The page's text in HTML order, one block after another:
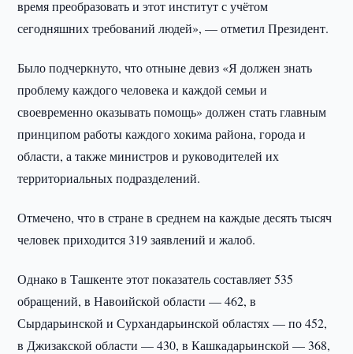
время преобразовать и этот институт с учётом
сегодняшних требований людей», — отметил Президент.
Было подчеркнуто, что отныне девиз «Я должен знать
проблему каждого человека и каждой семьи и
своевременно оказывать помощь» должен стать главным
принципом работы каждого хокима района, города и
области, а также министров и руководителей их
территориальных подразделений.
Отмечено, что в стране в среднем на каждые десять тысяч
человек приходится 319 заявлений и жалоб.
Однако в Ташкенте этот показатель составляет 535
обращений, в Навоийской области — 462, в
Сырдарьинской и Сурхандарьинской областях — по 452,
в Джизакской области — 430, в Кашкадарьинской — 368,